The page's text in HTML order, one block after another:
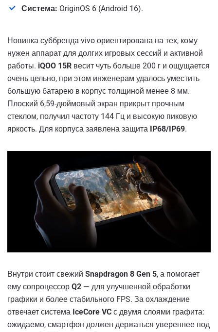
Система: OriginOS 6 (Android 16).
Новинка суббренда vivo ориентирована на тех, кому
нужен аппарат для долгих игровых сессий и активной
работы. iQOO 15R весит чуть больше 200 г и ощущается
очень цельно, при этом инженерам удалось уместить
большую батарею в корпус толщиной менее 8 мм.
Плоский 6,59-дюймовый экран прикрыт прочным
стеклом, получил частоту 144 Гц и высокую пиковую
яркость. Для корпуса заявлена защита
IP68/IP69.
Внутри стоит свежий Snapdragon 8 Gen 5, а помогает
ему сопроцессор Q2 — для улучшенной обработки
графики и более стабильного FPS. За охлаждение
отвечает система IceCore VC с двумя слоями графита:
ожидаемо, смартфон должен держаться увереннее под